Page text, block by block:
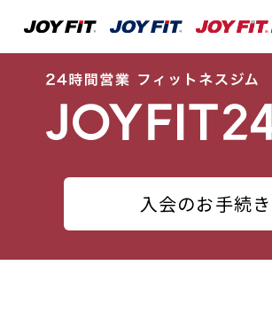
入会のお手続